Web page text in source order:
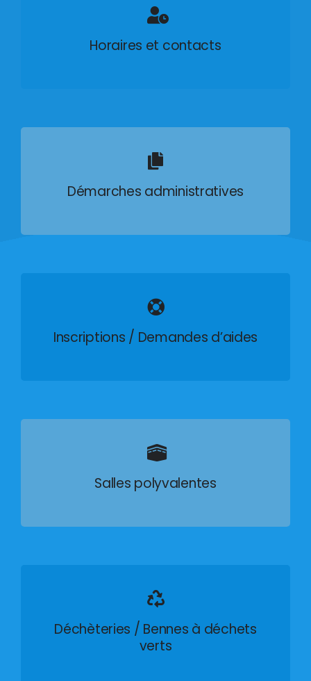
Horaires et contacts
Démarches administratives
Inscriptions / Demandes d’aides
Salles polyvalentes
Déchèteries / Bennes à déchets
verts